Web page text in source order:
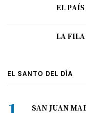
EL PAÍS
LA
EL SANTO DEL DÍA
SAN JUAN